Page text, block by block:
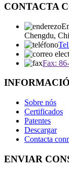
CONTACTA
Chengdu,
Fax:
Sobre nós
Certificados
Patentes
Descargar
Contacta
ENVIAR